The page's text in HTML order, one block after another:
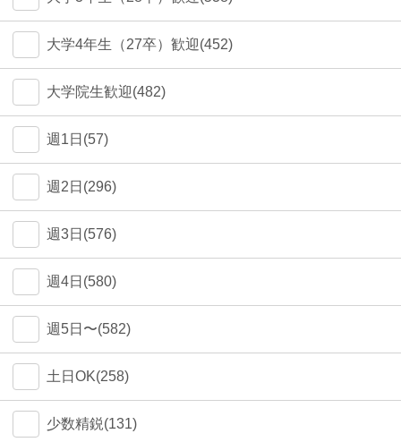
大学4年生（27卒）歓迎(452)
大学院生歓迎(482)
週1日(57)
週2日(296)
週3日(576)
週4日(580)
週5日〜(582)
土日OK(258)
少数精鋭(131)